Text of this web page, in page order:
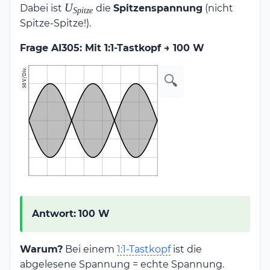
\frac{U_{Spitze}^2}
{50\,\Omega}
Dabei ist U_{Spitze}
USpitze dieSpitzenspannung (nicht
Spitze-Spitze!).
Frage AI305: Mit 1:1-Tastkopf → 100 W
🔍
Antwort: 100 W
Warum? Bei einem 1:1-Tastkopfist die
abgelesene Spannung = echte Spannung.